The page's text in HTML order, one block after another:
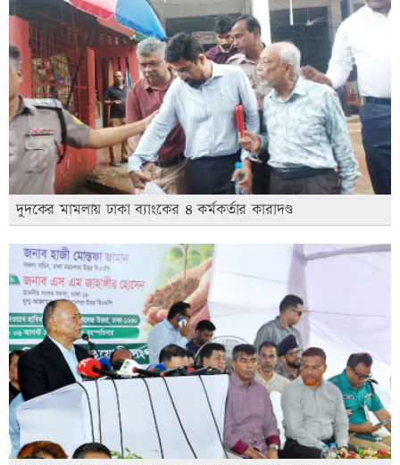
দুদকের মামলায় ঢাকা ব্যাংকের ৪ কর্মকর্তার কারাদণ্ড